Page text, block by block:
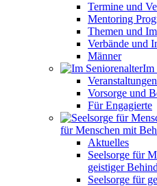
Termine und
Mentoring
Themen und
Verbände und
Männer
Im
Vorsorge und
Für Engagierte
für Menschen mit
Aktuelles
Seelsorge für
geistiger
Seelsorge für